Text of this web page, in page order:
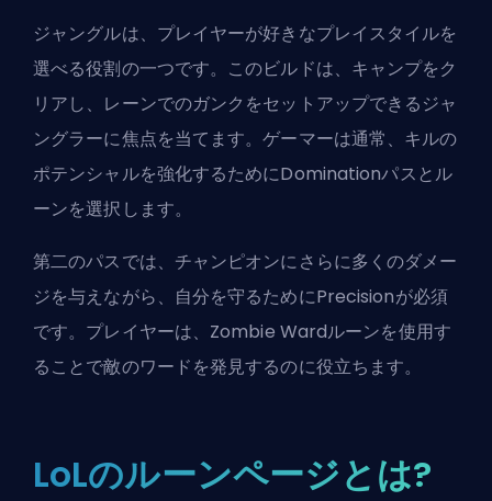
ジャングルは、プレイヤーが好きなプレイスタイルを
選べる役割の一つです。このビルドは、キャンプをク
リアし、レーンでのガンクをセットアップできるジャ
ングラーに焦点を当てます。ゲーマーは通常、キルの
ポテンシャルを強化するためにDominationパスとル
ーンを選択します。
第二のパスでは、チャンピオンにさらに多くのダメー
ジを与えながら、自分を守るためにPrecisionが必須
です。プレイヤーは、Zombie Wardルーンを使用す
ることで敵のワードを発見するのに役立ちます。
LoLのルーンページとは?